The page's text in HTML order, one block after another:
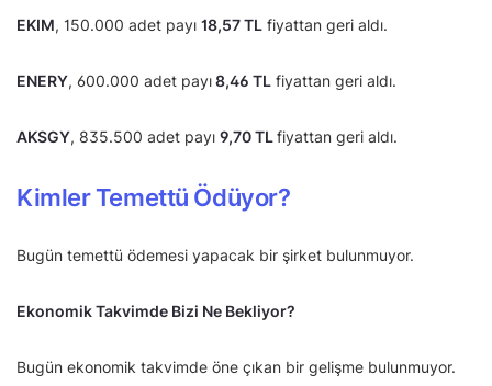
EKIM, 150.000 adet payı 18,57 TL fiyattan geri aldı.
ENERY, 600.000 adet payı8,46 TL fiyattan geri aldı.
AKSGY, 835.500 adet payı 9,70 TLfiyattan geri aldı.
Kimler Temettü Ödüyor?
Bugün temettü ödemesi yapacak bir şirket bulunmuyor.
Ekonomik Takvimde Bizi Ne Bekliyor?
Bugün ekonomik takvimde öne çıkan bir gelişme bulunmuyor.